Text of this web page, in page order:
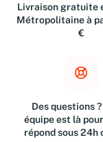
Livraison gratuite
Métropolitaine à
€
Des questions
équipe est là
répond sous 24h